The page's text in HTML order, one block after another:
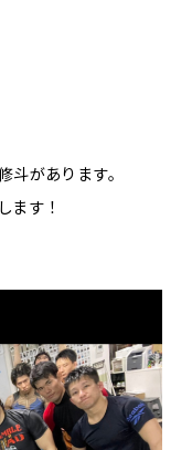
斗があります。
ます！